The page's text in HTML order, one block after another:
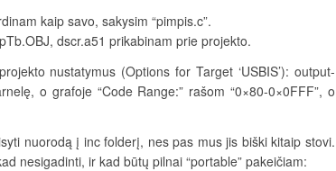
kaip savo, sakysim “pimpis.c”.
dscr.a51 prikabinam prie projekto.
nustatymus (Options for Target ‘USBIS’): output-
o grafoje “Code Range:” rašom “0×80-0×0FFF”, o
nuorodą į inc folderį, nes pas mus jis biški kitaip stovi.
nesigadinti, ir kad būtų pilnai “portable” pakeičiam: